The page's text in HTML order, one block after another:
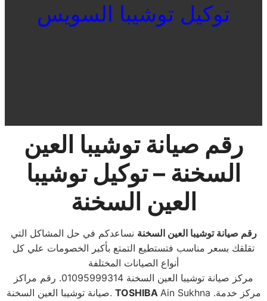
توكيل توشيبا السويس
رقم صيانة توشيبا العين
السخنة – توكيل توشيبا
العين السخنة
رقم صيانة توشيبا العين السخنة نساعدكم في حل المشاكل التي
تقلقك بسعر مناسب فتستطيع التمتع بأكبر الخصومات علي كل
أنواع الصيانات المختلفة
مركز صيانة توشيبا العين السخنة 01095999314. رقم مراكز
صيانة توشيبا العين السخنة. TOSHIBA Ain Sukhna .مركز خدمة